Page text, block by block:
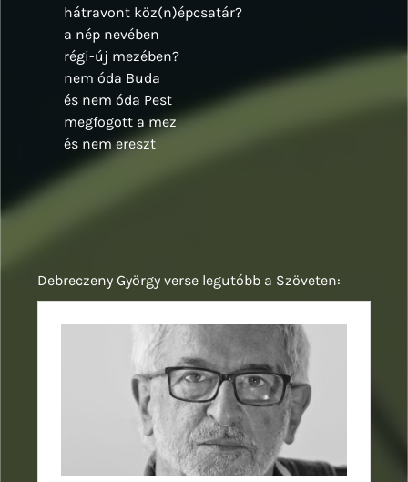
hátravont köz(n)épcsatár?
a nép nevében
régi-új mezében?
nem óda Buda
és nem óda Pest
megfogott a mez
és nem ereszt
Debreczeny György verse legutóbb a Szöveten: